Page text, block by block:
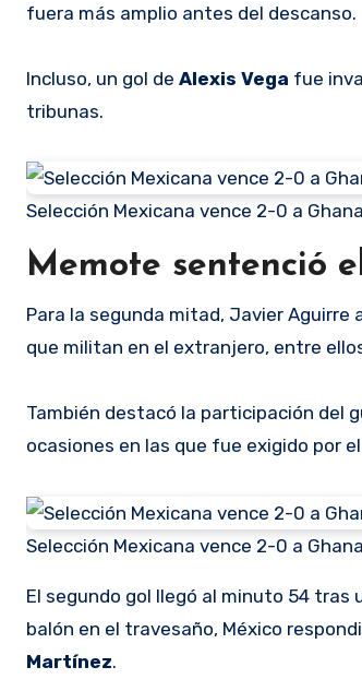
fuera más amplio antes del descanso.
Incluso, un gol de Alexis Vega fue
tribunas.
Selección Mexicana vence 2-0 a
Memote sentenció
Para la segunda mitad, Javier
que militan en el extranjero, entre
También destacó la participación del
ocasiones en las que fue exigido por
Selección Mexicana vence 2-0 a
El segundo gol llegó al minuto 54 tras
balón en el travesaño, México
Martínez.